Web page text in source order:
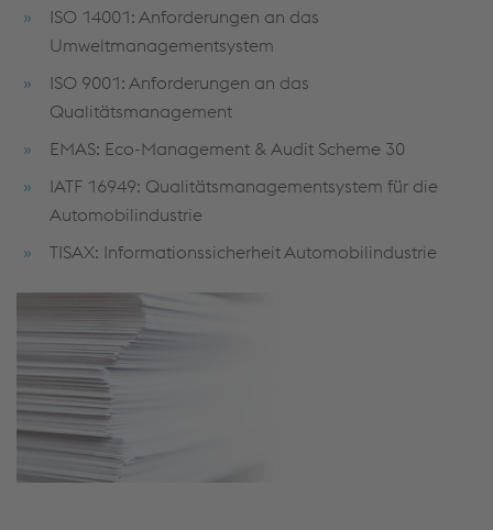
ISO 14001: Anforderungen an das
Umweltmanagementsystem
ISO 9001: Anforderungen an das
Qualitätsmanagement
EMAS: Eco-Management & Audit Scheme 30
IATF 16949: Qualitätsmanagementsystem für die
Automobilindustrie
TISAX: Informationssicherheit Automobilindustrie